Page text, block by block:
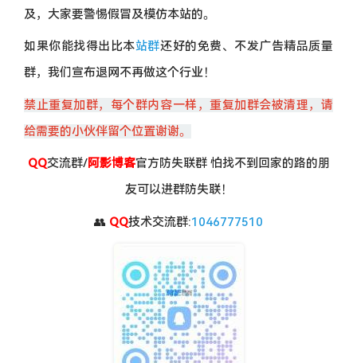
及，大家要警惕假冒及模仿本站的。
如果你能找得出比本站群还好的免费、不发广告精品质量
群，我们宣布退网不再做这个行业！
禁止重复加群，每个群内容一样，重复加群会被清理，请
给需要的小伙伴留个位置谢谢。
QQ交流群/阿影博客官方防失联群 怕找不到回家的路的朋
友可以进群防失联！
👥 QQ技术交流群:1046777510